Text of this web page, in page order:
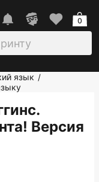
0
язык /
Версия